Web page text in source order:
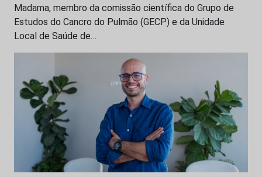
Madama, membro da comissão científica do Grupo de
Estudos do Cancro do Pulmão (GECP) e da Unidade
Local de Saúde de…